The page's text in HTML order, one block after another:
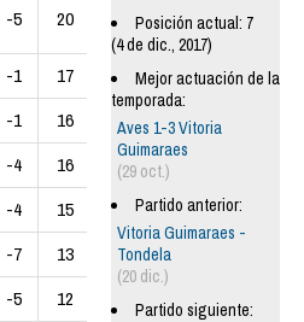
-5 20
-1
17
-1
16
-4
16
-4
15
-7
13
-5 12
Posición actual: 7
(4 de dic., 2017)
Mejor actuación de la
temporada:
Aves 1-3 Vitoria
Guimaraes
(29 oct.)
Partido anterior:
Vitoria Guimaraes -
Tondela
(20 dic.)
Partido siguiente: